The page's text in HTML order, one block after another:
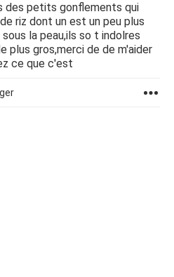
des petits gonflements qui
riz dont un est un peu plus
la peau,ils so t indolres
plus gros,merci de de m'aider
ce que c'est